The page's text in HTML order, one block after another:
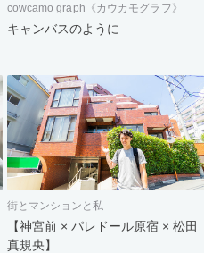
cowcamo graph《カウカモグラフ》
キャンバスのように
街とマンションと私
【神宮前 × パレドール原宿 × 松田
真規央】